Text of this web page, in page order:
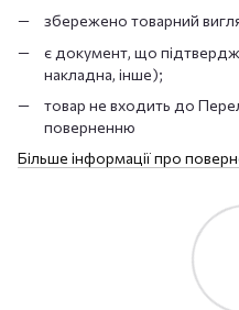
збережено товарний
є документ, що
накладна, інше);
товар не входить до
поверненню
Більше інформації про